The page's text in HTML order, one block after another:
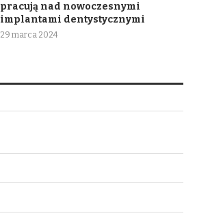
pracują nad nowoczesnymi
implantami dentystycznymi
29 marca 2024